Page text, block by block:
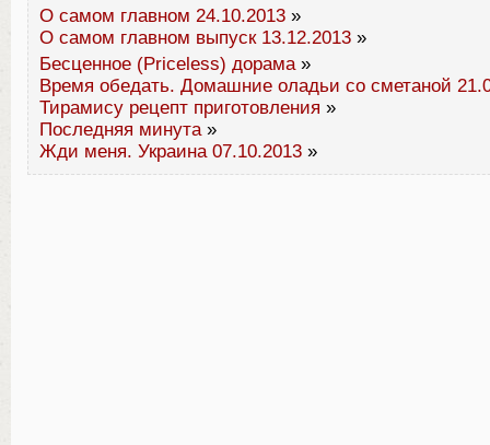
О самом главном 24.10.2013 »
О самом главном выпуск 13.12.2013 »
Бесценное (Priceless) дорама»
Время обедать. Домашние оладьи со сметаной
Тирамису рецепт приготовления »
Последняя минута»
Жди меня. Украина 07.10.2013 »